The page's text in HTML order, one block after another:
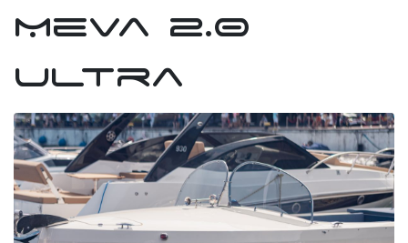
Meva 2.0
Ultra